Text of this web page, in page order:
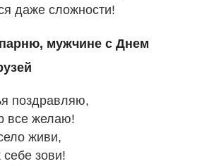
даже сложности!
мужчине с Днем
поздравляю,
все желаю!
живи,
зови!